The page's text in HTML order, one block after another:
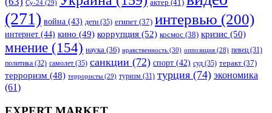
Су-24 (29) актер (41)
(271) война (43) дети (35) египет (37) интервью (200)
интернет (44) кино (49) коррупция (52) космос (38) кризис (50)
мнение (154) наука (36) нравственность (30) оппозиция (28) певец (31)
политика (32) самолет (35) санкции (72) спорт (42) суд (35) теракт (37)
терроризм (48) террористы (29) туризм (31) турция (74) экономика
(61)